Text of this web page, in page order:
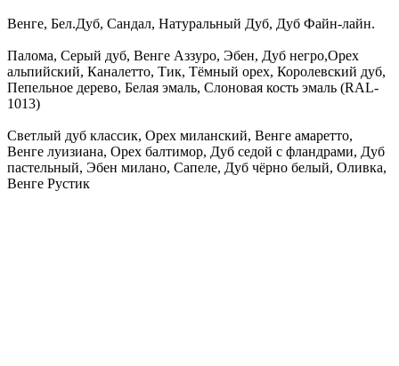
Венге, Бел.Дуб, Сандал, Натуральный Дуб, Дуб Файн-лайн.
Палома, Серый дуб, Венге Аззуро, Эбен, Дуб негро,Орех
альпийский, Каналетто, Тик, Тёмный орех, Королевский дуб,
Пепельное дерево, Белая эмаль, Слоновая кость эмаль (RAL-
1013)
Светлый дуб классик, Орех миланский, Венге амаретто,
Венге луизиана, Орех балтимор, Дуб седой с фландрами, Дуб
пастельный, Эбен милано, Сапеле, Дуб чёрно белый, Оливка,
Венге Рустик